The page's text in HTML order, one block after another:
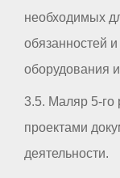
необходимых
обязанностей
оборудования
3.5. Маляр 5-го
проектами
деятельности.